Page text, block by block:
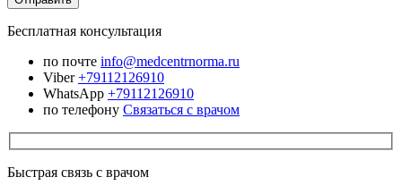
Бесплатная консультация
по почте info@medcentrnorma.ru
Viber +79112126910
WhatsApp +79112126910
по телефону Связаться с врачом
Быстрая связь с врачом